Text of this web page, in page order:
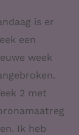
is er
een
week
2 met
Ik heb